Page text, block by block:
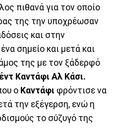
πιθανά για τον οποίο
της την υποχρέωσαν
και στην
σημείο και μετά και
της με τον ξάδερφό
Καντάφι Αλ Κάσι.
ο Καντάφι φρόντισε να
την εξέγερση, ενώ η
το σύζυγό της